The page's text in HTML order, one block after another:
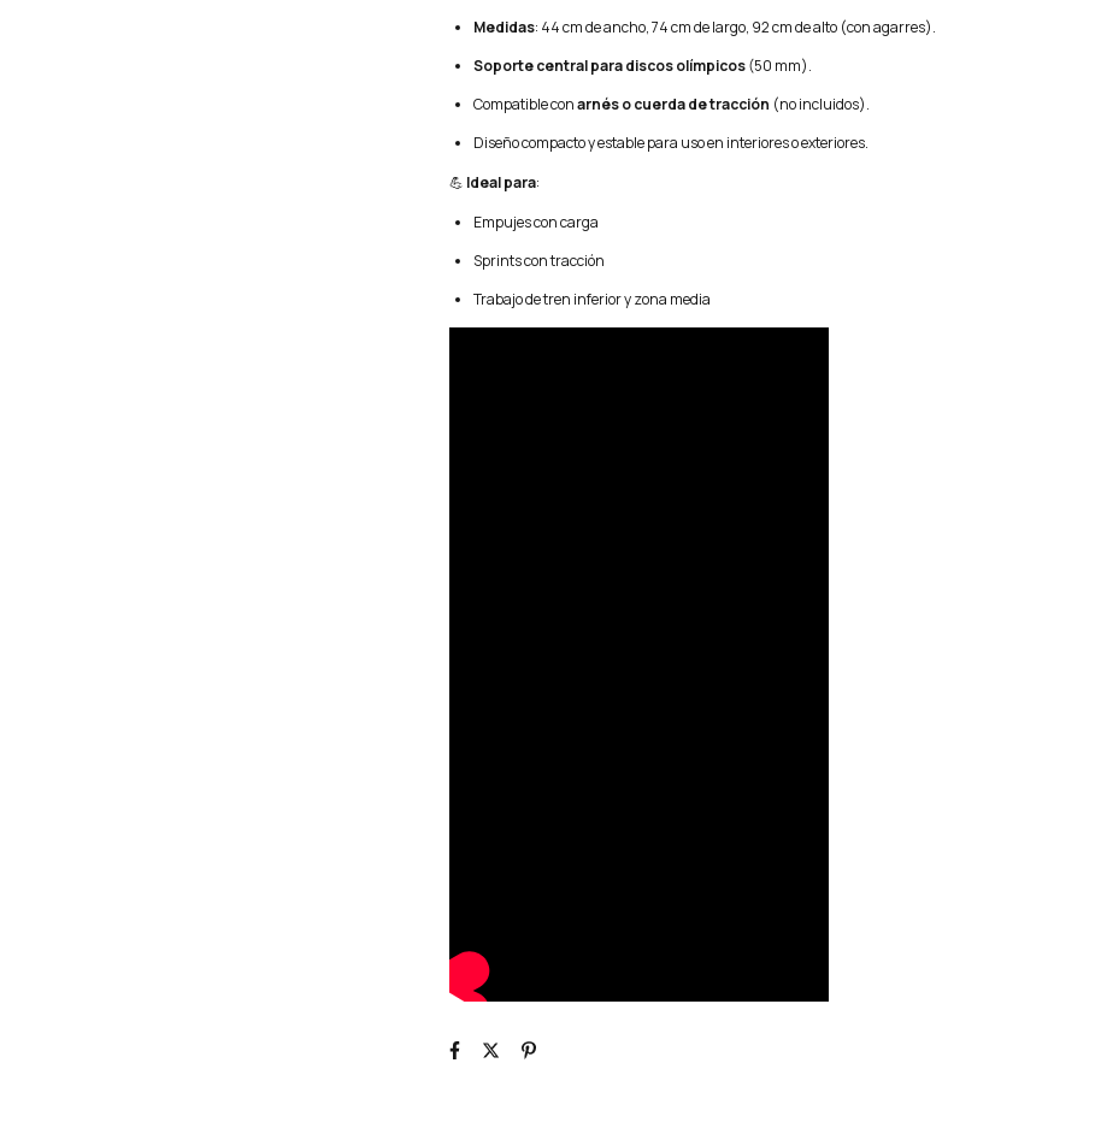
Medidas: 44 cm de ancho, 74 cm de largo, 92 cm de alto (con agarres).
Soporte central para discos olímpicos(50 mm).
Compatible conarnés o cuerda de tracción (no incluidos).
Diseño compacto y estable para uso en interiores o exteriores.
💪 Ideal para:
Empujes con carga
Sprints con tracción
Trabajo de tren inferior y zona media